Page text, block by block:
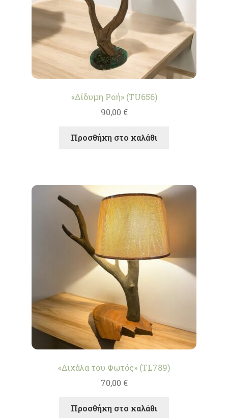
«Δίδυμη Ροή» (TU656)
90,00 €
Προσθήκη στο καλάθι
«Διχάλα του Φωτός» (TL789)
70,00 €
Προσθήκη στο καλάθι